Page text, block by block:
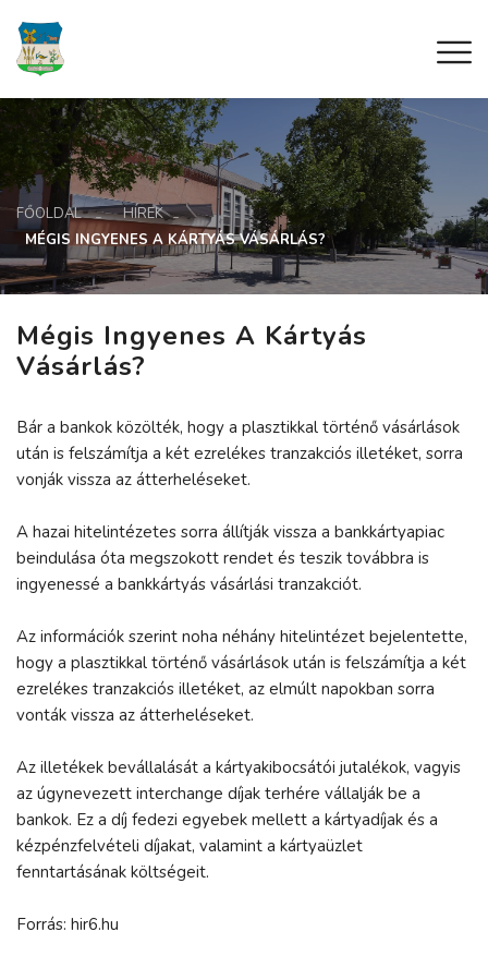
FŐOLDAL
HÍREK
MÉGIS INGYENES A KÁRTYÁS VÁSÁRLÁS?
Mégis Ingyenes A Kártyás
Vásárlás?
Bár a bankok közölték, hogy a plasztikkal történő vásárlások
után is felszámítja a két ezrelékes tranzakciós illetéket, sorra
vonják vissza az átterheléseket.
A hazai hitelintézetes sorra állítják vissza a bankkártyapiac
beindulása óta megszokott rendet és teszik továbbra is
ingyenessé a bankkártyás vásárlási tranzakciót.
Az információk szerint noha néhány hitelintézet bejelentette,
hogy a plasztikkal történő vásárlások után is felszámítja a két
ezrelékes tranzakciós illetéket, az elmúlt napokban sorra
vonták vissza az átterheléseket.
Az illetékek bevállalását a kártyakibocsátói jutalékok, vagyis
az úgynevezett interchange díjak terhére vállalják be a
bankok. Ez a díj fedezi egyebek mellett a kártyadíjak és a
kézpénzfelvételi díjakat, valamint a kártyaüzlet
fenntartásának költségeit.
Forrás: hir6.hu